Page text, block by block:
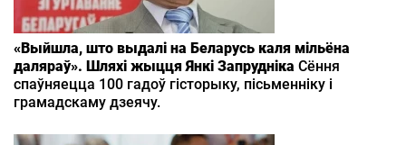
«Выйшла, што выдалі на Беларусь каля мільёна
даляраў». Шляхі жыцця Янкі Запрудніка Сёння
спаўняецца 100 гадоў гісторыку, пісьменніку і
грамадскаму дзеячу.